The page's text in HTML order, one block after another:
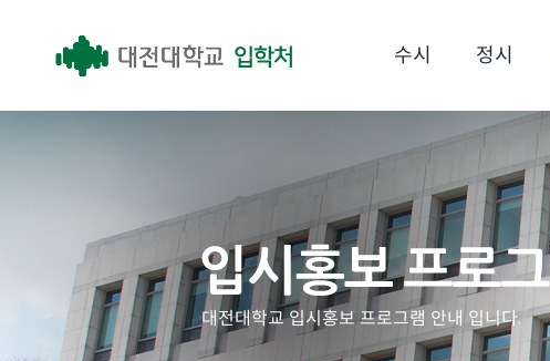
수시 정시
대전대학교 입시홍보 프로그램 안내 입니다.